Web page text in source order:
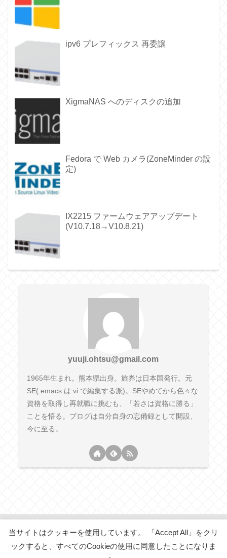
ipv6 プレフィックス 再委譲
XigmaNAS へのディスクの追加
Fedora で Web カメラ(ZoneMinder の設
定)
IX2215 ファームウェアアップデート
(V10.7.18→V10.8.21)
yuuji.ohtsu@gmail.com
1965年生まれ。熊本県出身。旅券は日本国発行。元
SE(.emacs は vi で編集する派)。SEやめてから色々な
資格を取得し再就職に挑むも、「若さは資格に勝る」
ことを悟る。ブログは自分自身の忘備録として開設、
今に至る。
五十代からの「・・・・・」
当サイトはクッキーを使用しています。 「Accept All」をクリ
ックすると、すべてのCookieの使用に同意したことになりま